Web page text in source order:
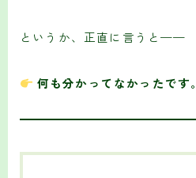
というか、正直に言うと——
何も分かってなかったです。